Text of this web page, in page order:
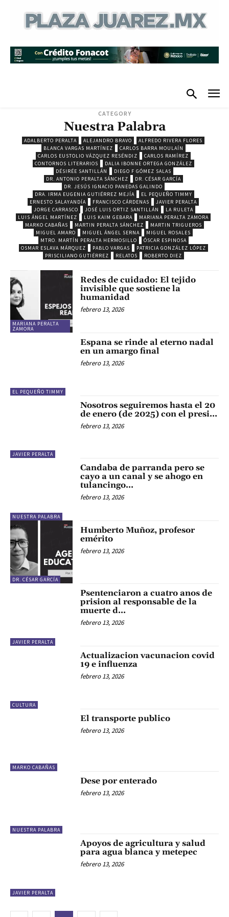
CATEGORY
Nuestra Palabra
ADALBERTO PERALTA ALEJANDRO BRAVO
ALFREDO RIVERA FLORES
BLANCA VARGAS MARTÍNEZ
CARLOS BARRA MOULAÍN
CARLOS EUSTOLIO VÁZQUEZ RESÉNDIZ
CARLOS RAMÍREZ
CONTORNOS LITERARIOS
DALIA IBONNE ORTEGA GONZÁLEZ
DÉSIRÉE SANTILLÁN
DIEGO F GÓMEZ SALAS
DR. ANTONIO PERALTA SÁNCHEZ
DR. CÉSAR GARCÍA
DR. JESÚS IGNACIO PANEDAS GALINDO
DRA. IRMA EUGENIA GUTIÉRREZ MEJÍA
EL PEQUEÑO TIMMY
ERNESTO SALAYANDÍA
FRANCISCO CÁRDENAS
JAVIER PERALTA
JORGE CARRASCO
JOSÉ LUIS ORTIZ SANTILLÁN
LA RULETA
LUIS ÁNGEL MARTÍNEZ
LUIS KAIM GEBARA
MARIANA PERALTA ZAMORA
MARKO CABAÑAS
MARTIN PERALTA SÁNCHEZ
MARTIN TRIGUEROS
MIGUEL AMARO
MIGUEL ÁNGEL SERNA
MIGUEL ROSALES
MTRO. MARTÍN PERALTA HERMOSILLO
ÓSCAR ESPINOSA
OSMAR ESLAVA MÁRQUEZ
PABLO VARGAS
PATRICIA GONZÁLEZ LÓPEZ
PRISCILIANO GUTIÉRREZ
RELATOS ROBERTO DIEZ
MARIANA PERALTA
ZAMORA
Redes de cuidado: El tejido
invisible que sostiene la
humanidad
febrero 13, 2026
EL PEQUEÑO TIMMY
Espana se rinde al eterno nadal
en un amargo final
febrero 13, 2026
JAVIER PERALTA
Nosotros seguiremos hasta el 20
de enero (de 2025) con el presi…
febrero 13, 2026
NUESTRA PALABRA
Candaba de parranda pero se
cayo a un canal y se ahogo en
tulancingo…
febrero 13, 2026
DR. CÉSAR GARCÍA
Humberto Muñoz, profesor
emérito
febrero 13, 2026
JAVIER PERALTA
Psentenciaron a cuatro anos de
prision al responsable de la
muerte d…
febrero 13, 2026
CULTURA
Actualizacion vacunacion covid
19 e influenza
febrero 13, 2026
MARKO CABAÑAS
El transporte publico
febrero 13, 2026
NUESTRA PALABRA
Dese por enterado
febrero 13, 2026
JAVIER PERALTA
Apoyos de agricultura y salud
para agua blanca y metepec
febrero 13, 2026